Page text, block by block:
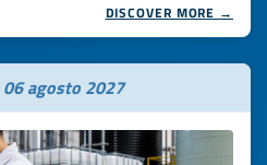
DISCOVER MORE →
06 agosto 2027